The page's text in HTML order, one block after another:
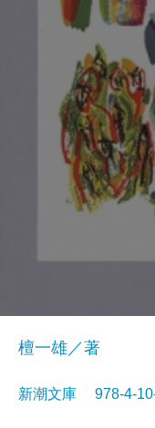
檀一雄／著
新潮文庫 978-4-